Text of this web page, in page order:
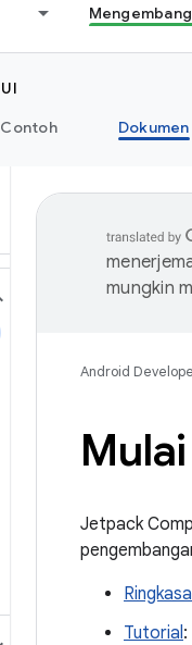
UI
Contoh Dokumen
mungkin
Android
Jetpack
Tutorial